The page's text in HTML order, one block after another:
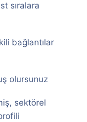
sıralara
bağlantılar
olursunuz
sektörel